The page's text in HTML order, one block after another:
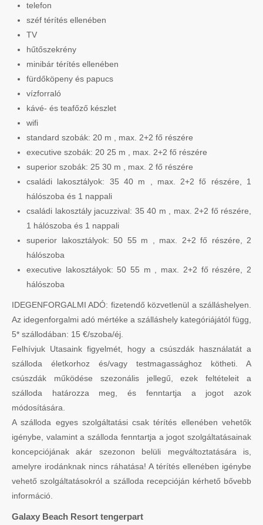
telefon
széf térítés ellenében
TV
hűtőszekrény
minibár térítés ellenében
fürdőköpeny és papucs
vízforraló
kávé- és teafőző készlet
wifi
standard szobák: 20 m , max. 2+2 fő részére
executive szobák: 20 25 m , max. 2+2 fő részére
superior szobák: 25 30 m , max. 2 fő részére
családi lakosztályok: 35 40 m , max. 2+2 fő részére, 1
hálószoba és 1 nappali
családi lakosztály jacuzzival: 35 40 m , max. 2+2 fő részére,
1 hálószoba és 1 nappali
superior lakosztályok: 50 55 m , max. 2+2 fő részére, 2
hálószoba
executive lakosztályok: 50 55 m , max. 2+2 fő részére, 2
hálószoba
IDEGENFORGALMI ADÓ: fizetendő közvetlenül a szálláshelyen.
Az idegenforgalmi adó mértéke a szálláshely kategóriájától függ,
5* szállodában: 15 €/szoba/éj.
Felhívjuk Utasaink figyelmét, hogy a csúszdák használatát a
szálloda életkorhoz és/vagy testmagassághoz kötheti. A
csúszdák működése szezonális jellegű, ezek feltételeit a
szálloda határozza meg, és fenntartja a jogot azok
módosítására.
A szálloda egyes szolgáltatási csak térítés ellenében vehetők
igénybe, valamint a szálloda fenntartja a jogot szolgáltatásainak
koncepciójának akár szezonon belüli megváltoztatására is,
amelyre irodánknak nincs ráhatása! A térítés ellenében igénybe
vehető szolgáltatásokról a szálloda recepcióján kérhető bővebb
információ.
Galaxy Beach Resort tengerpart